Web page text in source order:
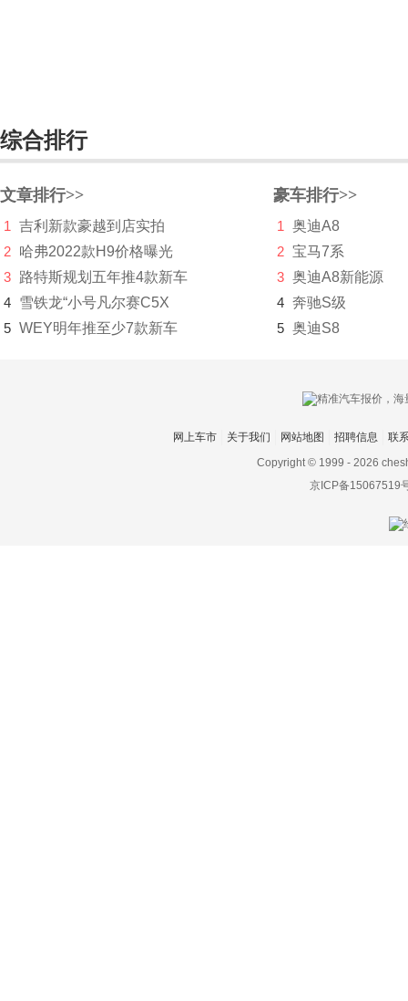
本田P-NUT
本田SUT
Freed
里程
综合排行
文章排行>>
1
吉利新款豪越到店实拍
2 哈弗2022款H9价格曝光
3 路特斯规划五年推4款新车
4 雪铁龙“小号凡尔赛C5X
5 WEY明年推至少7款新车
豪车排行>>
1
奥迪A8
2 宝马7系
3 奥迪A8新能源
4 奔驰S级
5 奥迪S8
网上车市 关于我们 网站地图 招聘信息
联
Copyright © 1999 - 2026
京ICP备15067519